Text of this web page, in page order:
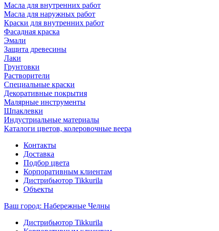
Масла для внутренних работ
Масла для наружных работ
Краски для внутренних работ
Фасадная краска
Эмали
Защита древесины
Лаки
Грунтовки
Растворители
Специальные краски
Декоративные покрытия
Малярные инструменты
Шпаклевки
Индустриальные материалы
Каталоги цветов, колеровочные веера
Контакты
Доставка
Подбор цвета
Корпоративным клиентам
Дистрибьютор Tikkurila
Объекты
Ваш город: Набережные Челны
Дистрибьютор Tikkurila